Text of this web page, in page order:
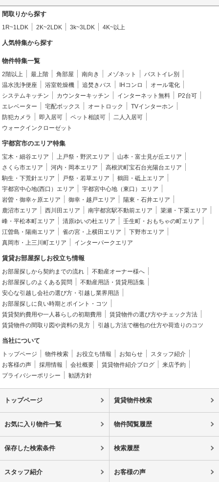
間取りから探す
1R~1LDK 2K~2LDK 3k~3LDK 4K~以上
人気特集から探す
物件特集一覧
2階以上 最上階 角部屋 南向き メゾネット
バストイレ別
温水洗浄便座
浴室乾燥機 追焚きバス IHコンロ
オール電化
システムキッチン
カウンターキッチン インターネット無料
P2台可
エレベーター
宅配ボックス オートロック
TVインターホン
防犯カメラ
即入居可 ペット相談可
二人入居可
ウォークインクローゼット
宇都宮市のエリア特集
宝木・細谷エリア 上戸祭・野沢エリア
山本・富士見が丘エリア
さくら市エリア
河内・岡本エリア
高根沢町宝石台光陽台エリア
駒生・下荒針エリア
戸祭・若草エリア
鶴田・砥上エリア
宇都宮中心地(西口）エリア
宇都宮中心地（東口）エリア
岩曽・御幸ヶ原エリア
御幸・越戸エリア
陽東・石井エリア
鹿沼市エリア
西川田エリア 南宇都宮駅不動前エリア
簗瀬・下栗エリア
峰・平松本町エリア
清原ゆいの杜エリア
壬生町・おもちゃの町エリア
江曽島・陽南エリア
雀の宮・上横田エリア
下野市エリア
真岡市・上三川町エリア
インターパークエリア
賃貸お部屋探しお役立ち情報
お部屋探しから契約までの流れ
不動産オーナー様へ
お部屋探しのよくある質問
不動産用語・賃貸用語集
安心な引越し会社の選び方・引越し業界用語
お部屋探しに良い時期とポイント・コツ
賃貸契約費用や一人暮らしの初期費用
賃貸物件の選び方やチェック方法
賃貸物件の間取り図や資料の見方
引越し方法で梱包の仕方や荷造りのコツ
当社について
トップページ 物件検索 お役立ち情報 お知らせ
スタッフ紹介
お客様の声
採用情報 会社概要 賃貸物件紹介ブログ
来店予約
プライバシーポリシー
勧誘方針
トップページ 賃貸物件検索
お気に入り物件一覧 物件閲覧履歴
保存した検索条件 検索履歴
スタッフ紹介 お客様の声